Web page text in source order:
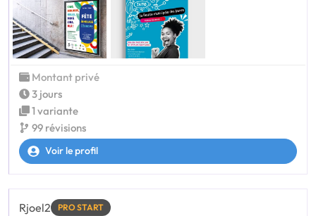
Montant privé
3 jours
1 variante
99 révisions
Voir le profil
Rjoel2 PRO START